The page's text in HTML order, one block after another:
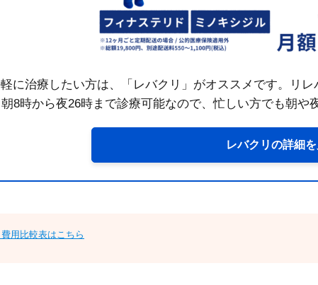
に治療したい方は、「レバクリ」がオススメです。リ
8時から夜26時まで診療可能なので、忙しい方でも朝や
レバクリの詳細
用比較表はこちら